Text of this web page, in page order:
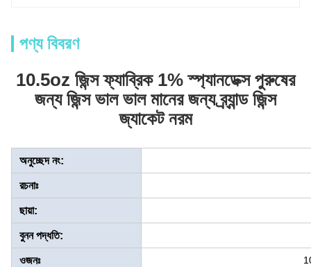
পণ্য বিবরণ
10.5oz জিন্স ফ্যাব্রিক 1% স্প্যানডেক্স পুরুষের
জন্য জিন্স ভাল ভাল মানের জন্য ব্র্যান্ড জিন্স
জ্যাকেট নরম
অনুচ্ছেদ নং:
রচনাঃ
ছায়া:
বুনন পদ্ধতি:
ওজনঃ